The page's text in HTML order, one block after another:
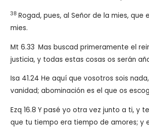
38Rogad, pues, al Señor de la mies, que
mies.
Mt 6.33 Mas buscad primeramente el
justicia, y todas estas cosas os serán
Isa 41.24 He aquí que vosotros sois
vanidad; abominación es el que os
Ezq 16.8 Y pasé yo otra vez junto a ti, y
que tu tiempo era tiempo de amores; y